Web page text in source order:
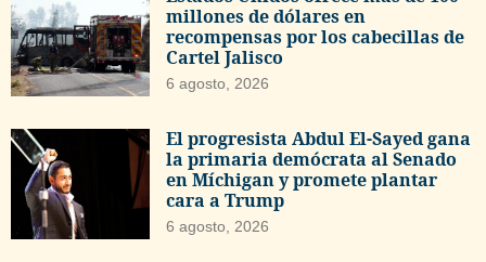
millones de dólares en
recompensas por los cabecillas de
Cartel Jalisco
6 agosto, 2026
El progresista Abdul El-Sayed gana
la primaria demócrata al Senado
en Míchigan y promete plantar
cara a Trump
6 agosto, 2026